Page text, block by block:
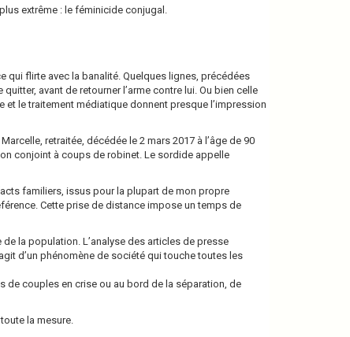
extrême : le féminicide conjugal.
qui flirte avec la banalité. Quelques lignes, précédées
avant de retourner l’arme contre lui. Ou bien celle
le traitement médiatique donnent presque l’impression
retraitée, décédée le 2 mars 2017 à l’âge de 90
conjoint à coups de robinet. Le sordide appelle
familiers, issus pour la plupart de mon propre
Cette prise de distance impose un temps de
la population. L’analyse des articles de presse
d’un phénomène de société qui touche toutes les
de couples en crise ou au bord de la séparation, de
la mesure.